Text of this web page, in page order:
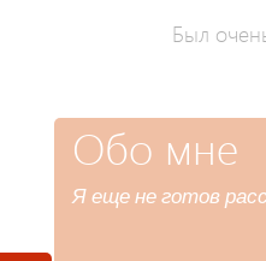
Был
Обо мне
Я еще не готов